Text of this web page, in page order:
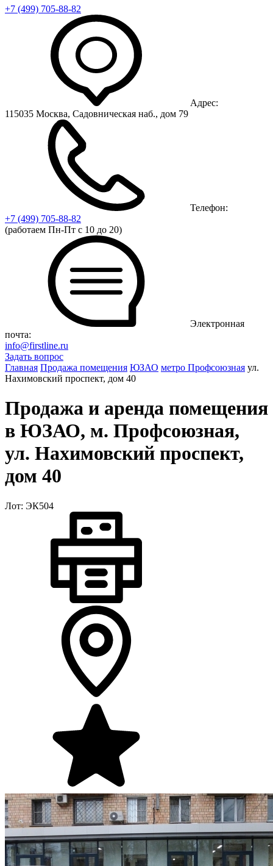
+7 (499) 705-88-82
Адрес:
115035 Москва, Садовническая наб., дом 79
Телефон:
+7 (499) 705-88-82
(работаем Пн-Пт с 10 до 20)
Электронная
почта:
info@firstline.ru
Задать вопрос
Главная Продажа помещения ЮЗАО метро Профсоюзная ул.
Нахимовский проспект, дом 40
Продажа и аренда помещения
в ЮЗАО, м. Профсоюзная,
ул. Нахимовский проспект,
дом 40
Лот: ЭК504